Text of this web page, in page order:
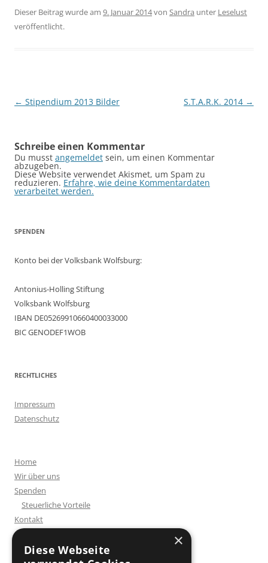
Dieser Beitrag wurde am 9. Januar 2014von Sandra unter Leselust
veröffentlicht.
Beitragsnavigation
← Stipendium 2013 Bilder S.T.A.R.K. 2014 →
Schreibe einen Kommentar
Du musst angemeldet sein, um einen Kommentar
abzugeben.
Diese Website verwendet Akismet, um Spam zu
reduzieren. Erfahre, wie deine Kommentardaten
verarbeitet werden.
SPENDEN
Konto bei der Volksbank Wolfsburg:
Antonius-Holling Stiftung
Volksbank Wolfsburg
IBAN DE05269910660400033000
BIC GENODEF1WOB
RECHTLICHES
Impressum
Datenschutz
Home
Wir über uns
Spenden
Steuerliche Vorteile
Kontakt
×
Diese Webseite